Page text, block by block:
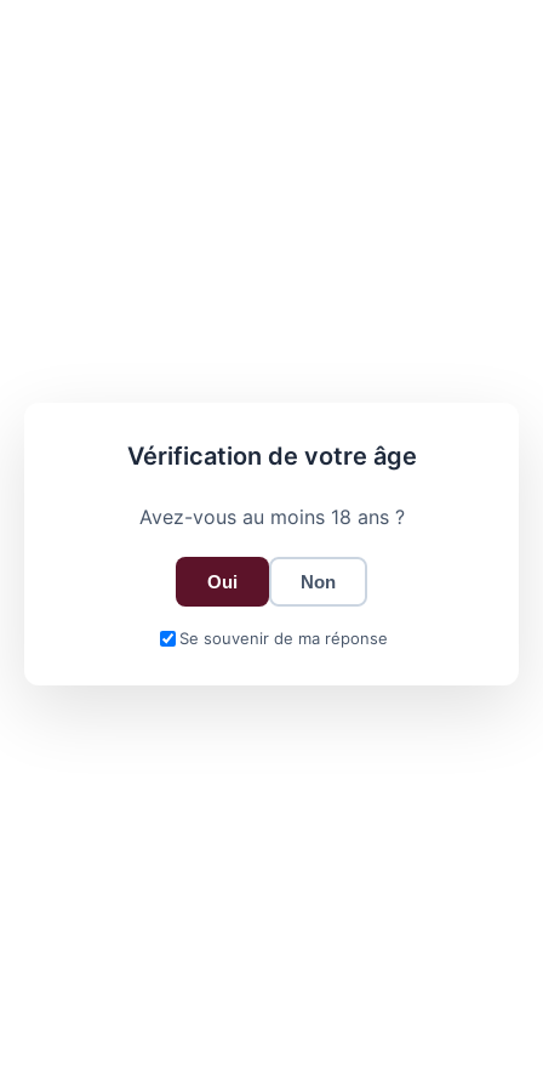
Vérification de votre âge
Avez-vous au moins 18 ans ?
Oui Non
Se souvenir de ma réponse